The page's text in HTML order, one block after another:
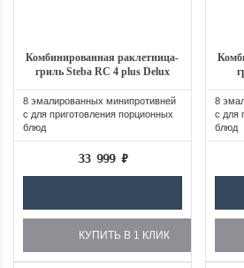
Комбинированная раклетница-
гриль Steba RC 4 plus Delux
8 эмалированных минипротивней
с для приготовления порционных
блюд
33 999 ₽
КУПИТЬ В 1 КЛИК
8
с для
блюд